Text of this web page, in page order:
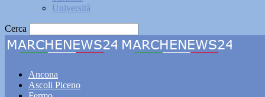
Università
Cerca
Ancona
Ascoli Piceno